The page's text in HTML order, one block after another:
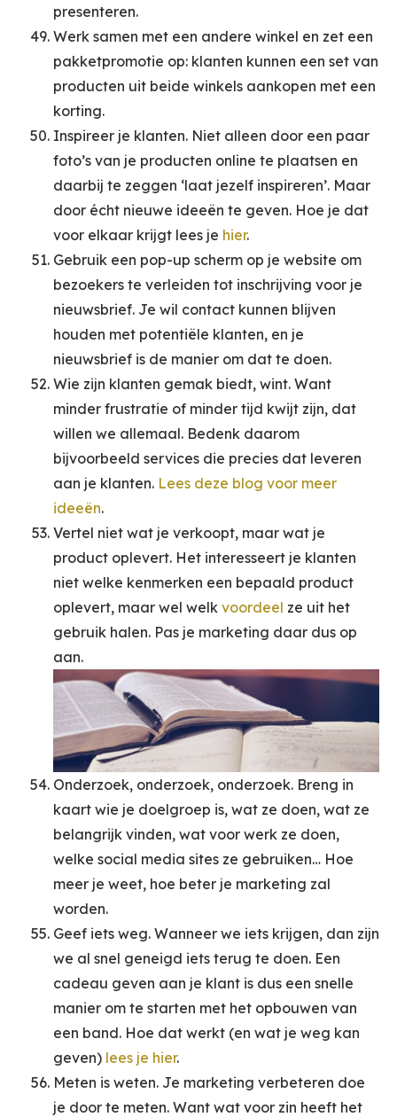
presenteren.
Werk samen met een andere winkel en zet een
pakketpromotie op: klanten kunnen een set van
producten uit beide winkels aankopen met een
korting.
Inspireer je klanten. Niet alleen door een paar
foto’s van je producten online te plaatsen en
daarbij te zeggen ‘laat jezelf inspireren’. Maar
door écht nieuwe ideeën te geven. Hoe je dat
voor elkaar krijgt lees je hier.
Gebruik een pop-up scherm op je website om
bezoekers te verleiden tot inschrijving voor je
nieuwsbrief. Je wil contact kunnen blijven
houden met potentiële klanten, en je
nieuwsbrief is de manier om dat te doen.
Wie zijn klanten gemak biedt, wint. Want
minder frustratie of minder tijd kwijt zijn, dat
willen we allemaal. Bedenk daarom
bijvoorbeeld services die precies dat leveren
aan je klanten. Lees deze blog voor meer
ideeën.
Vertel niet wat je verkoopt, maar wat je
product oplevert. Het interesseert je klanten
niet welke kenmerken een bepaald product
oplevert, maar wel welk voordeel ze uit het
gebruik halen. Pas je marketing daar dus op
aan.
Onderzoek, onderzoek, onderzoek. Breng in
kaart wie je doelgroep is, wat ze doen, wat ze
belangrijk vinden, wat voor werk ze doen,
welke social media sites ze gebruiken… Hoe
meer je weet, hoe beter je marketing zal
worden.
Geef iets weg. Wanneer we iets krijgen, dan zijn
we al snel geneigd iets terug te doen. Een
cadeau geven aan je klant is dus een snelle
manier om te starten met het opbouwen van
een band. Hoe dat werkt (en wat je weg kan
geven) lees je hier.
Meten is weten. Je marketing verbeteren doe
je door te meten. Want wat voor zin heeft het